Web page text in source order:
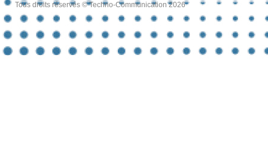
Tous droits réservés © Techno-Communication 2026